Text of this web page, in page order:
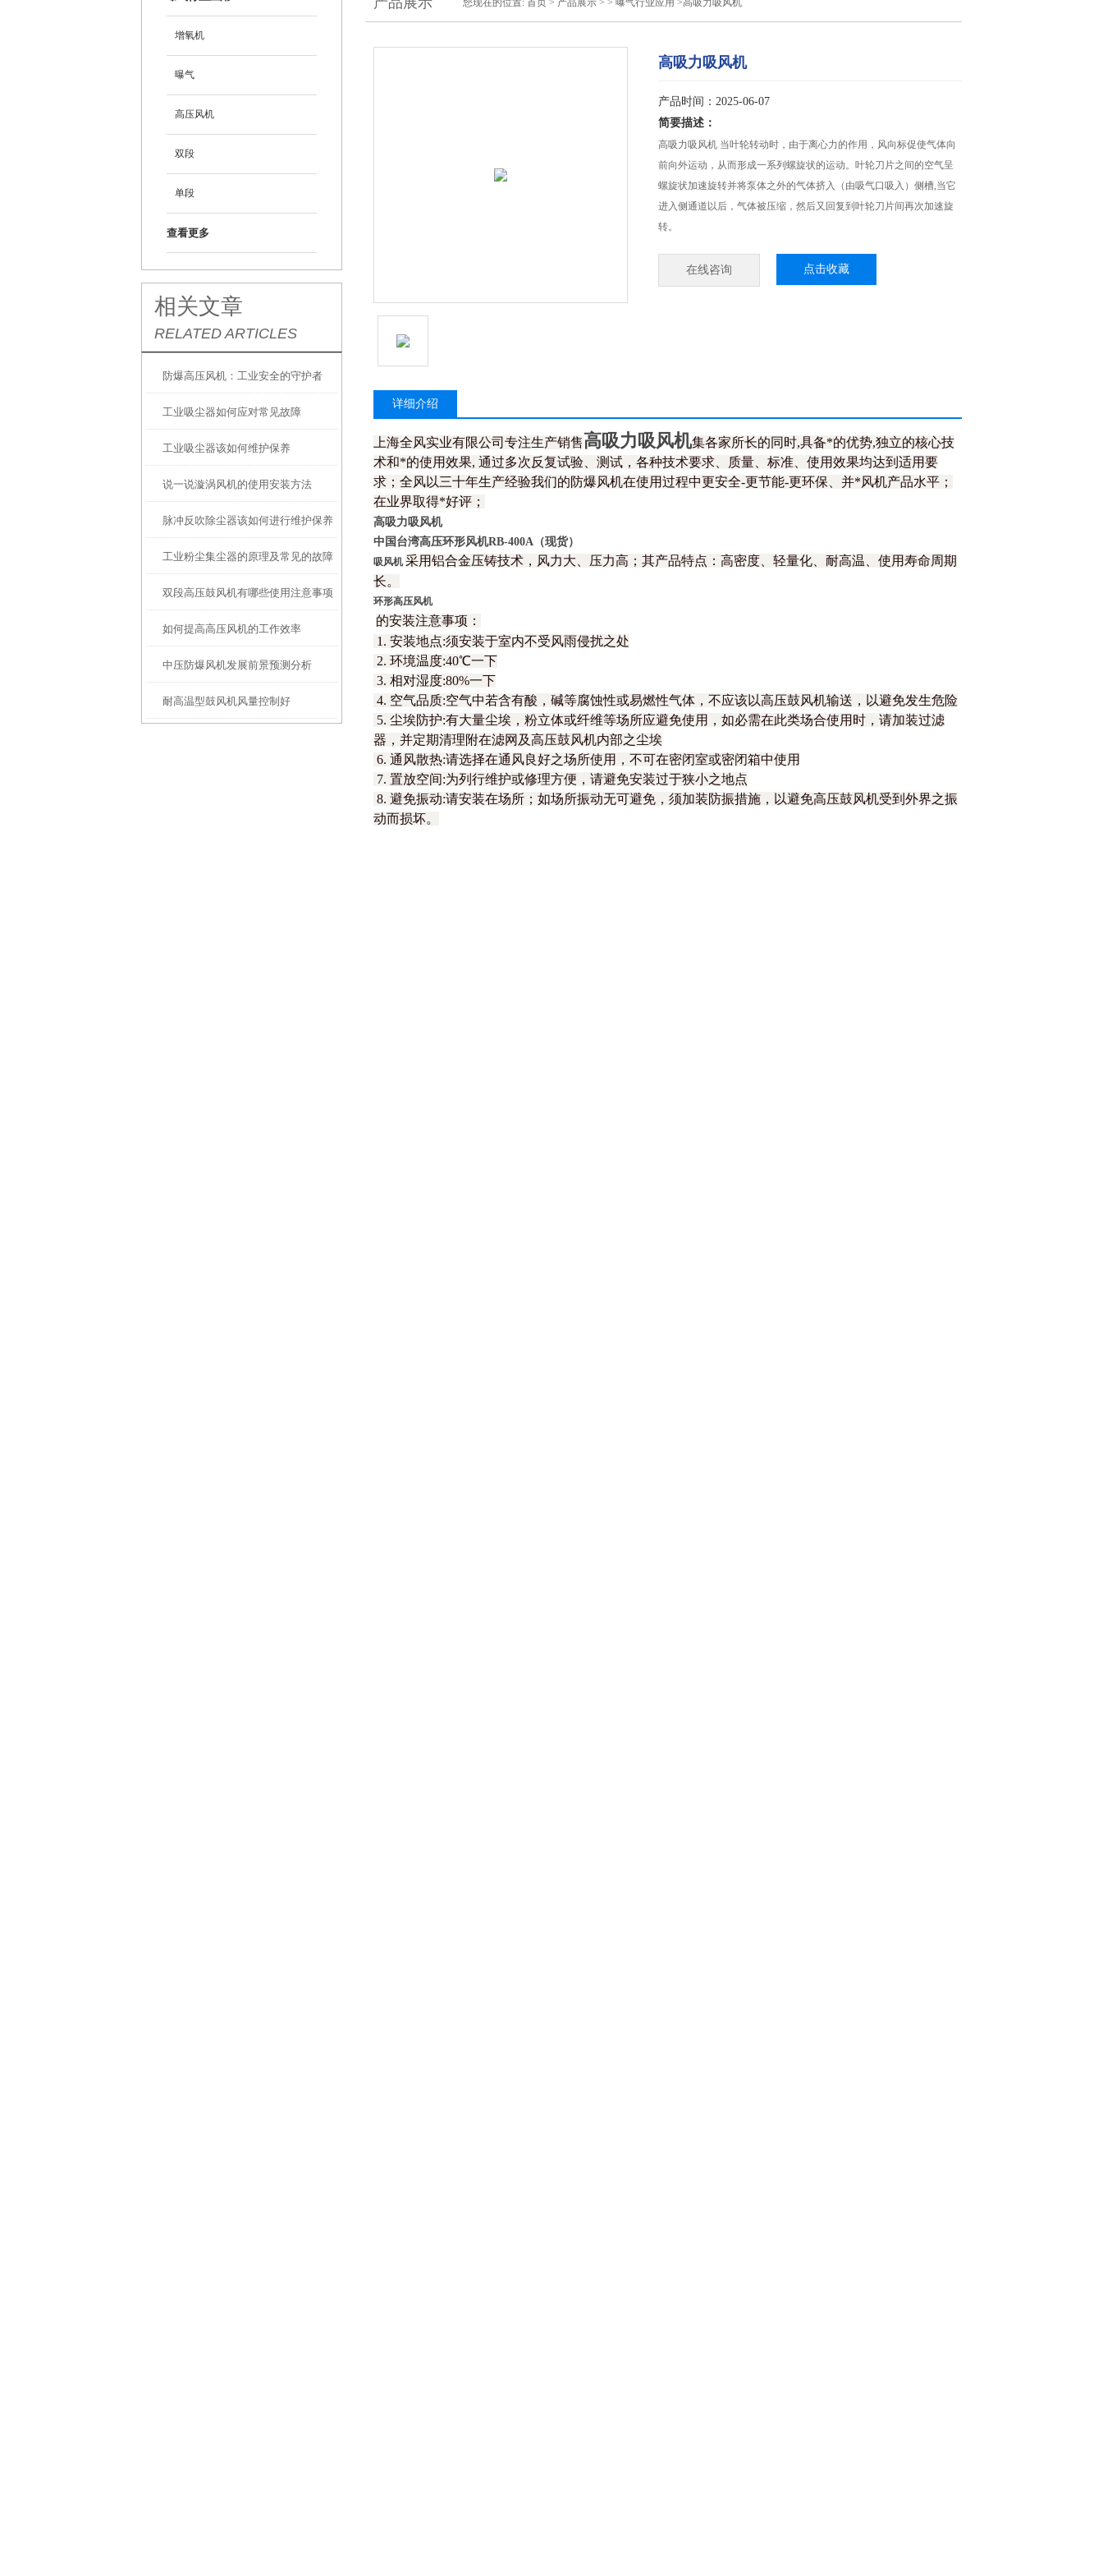
增氧机
曝气
高压风机
双段
单段
查看更多
相关文章
RELATED ARTICLES
防爆高压风机：工业安全的守护者
工业吸尘器如何应对常见故障
工业吸尘器该如何维护保养
说一说漩涡风机的使用安装方法
脉冲反吹除尘器该如何进行维护保养
工业粉尘集尘器的原理及常见的故障
解决方法
双段高压鼓风机有哪些使用注意事项
如何提高高压风机的工作效率
中压防爆风机发展前景预测分析
耐高温型鼓风机风量控制好
您现在的位置: 首页 > 产品展示 > > 曝气行业应用 >高吸力吸风机
高吸力吸风机
产品时间：2025-06-07
简要描述：
高吸力吸风机 当叶轮转动时，由于离心力的作用，风向标促使气体向
前向外运动，从而形成一系列螺旋状的运动。叶轮刀片之间的空气呈
螺旋状加速旋转并将泵体之外的气体挤入（由吸气口吸入）侧槽,当它
进入侧通道以后，气体被压缩，然后又回复到叶轮刀片间再次加速旋
转。
在线咨询 点击收藏
详细介绍
上海全风实业有限公司专注生产销售高吸力吸风机集各家所长的同时,具备*的优势,独立的核心技
术和*的使用效果, 通过多次反复试验、测试，各种技术要求、质量、标准、使用效果均达到适用要
求；全风以三十年生产经验我们的防爆风机在使用过程中更安全-更节能-更环保、并*风机产品水平；
在业界取得*好评；
高吸力吸风机
中国台湾高压环形风机RB-400A（现货）
吸风机 采用铝合金压铸技术，风力大、压力高；其产品特点：高密度、轻量化、耐高温、使用寿命周期
长。
环形高压风机
的安装注意事项：
1. 安装地点:须安装于室内不受风雨侵扰之处
2. 环境温度:40℃一下
3. 相对湿度:80%一下
4. 空气品质:空气中若含有酸，碱等腐蚀性或易燃性气体，不应该以高压鼓风机输送，以避免发生危险
5. 尘埃防护:有大量尘埃，粉立体或纤维等场所应避免使用，如必需在此类场合使用时，请加装过滤
器，并定期清理附在滤网及高压鼓风机内部之尘埃
6. 通风散热:请选择在通风良好之场所使用，不可在密闭室或密闭箱中使用
7. 置放空间:为列行维护或修理方便，请避免安装过于狭小之地点
8. 避免振动:请安装在场所；如场所振动无可避免，须加装防振措施，以避免高压鼓风机受到外界之振
动而损坏。